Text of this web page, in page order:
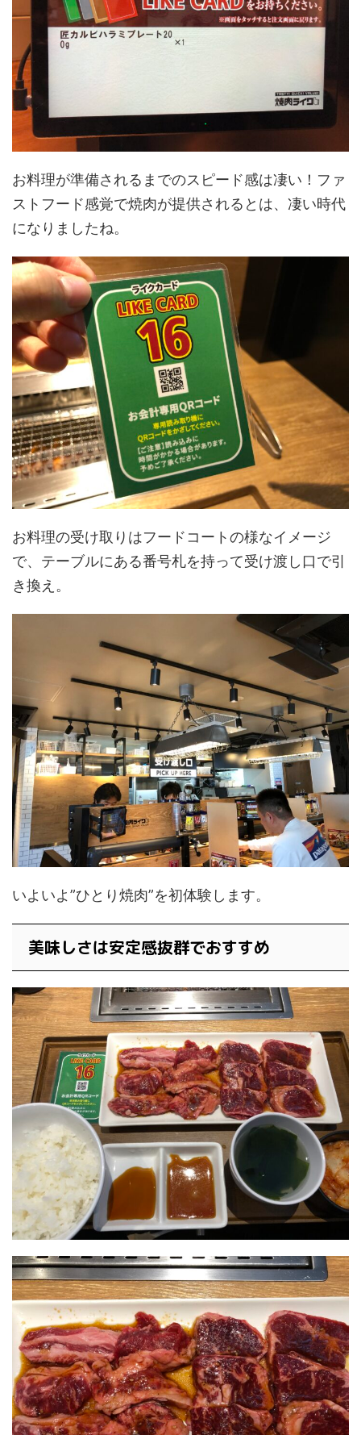
お料理が準備されるまでのスピード感は凄い！ファ
ストフード感覚で焼肉が提供されるとは、凄い時代
になりましたね。
お料理の受け取りはフードコートの様なイメージ
で、テーブルにある番号札を持って受け渡し口で引
き換え。
いよいよ”ひとり焼肉”を初体験します。
美味しさは安定感抜群でおすすめ